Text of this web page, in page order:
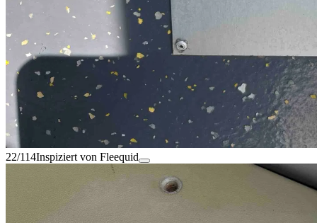
22/114Inspiziert von Fleequid